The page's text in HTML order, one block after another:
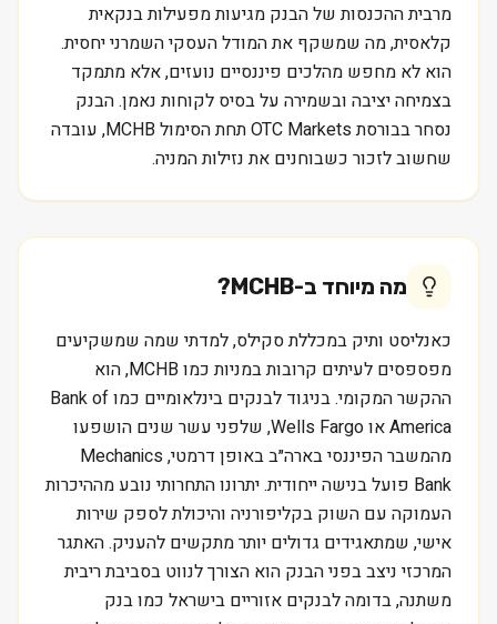
מרבית ההכנסות של הבנק מגיעות מפעילות בנקאית
קלאסית, מה שמשקף את המודל העסקי השמרני יחסית.
הוא לא מחפש מהלכים פיננסיים נועזים, אלא מתמקד
בצמיחה יציבה ובשמירה על בסיס לקוחות נאמן. הבנק
נסחר בבורסת OTC Markets תחת הסימול MCHB, עובדה
שחשוב לזכור כשבוחנים את נזילות המניה.
מה מיוחד ב-MCHB
?
כאנליסט ותיק במכללת סקילס, למדתי שמה שמשקיעים
מפספסים לעיתים קרובות במניות כמו MCHB, הוא
ההקשר המקומי. בניגוד לבנקים בינלאומיים כמו Bank of
America או Wells Fargo, שלפני עשר שנים הושפעו
מהמשבר הפיננסי בארה״ב באופן דרמטי, Mechanics
Bank פועל בנישה ייחודית. יתרונו התחרותי נובע מההיכרות
העמוקה עם השוק בקליפורניה והיכולת לספק שירות
אישי, שמתאגידים גדולים יותר מתקשים להעניק. האתגר
המרכזי ניצב בפני הבנק הוא הצורך לנווט בסביבת ריבית
משתנה, בדומה לבנקים אזוריים בישראל כמו בנק